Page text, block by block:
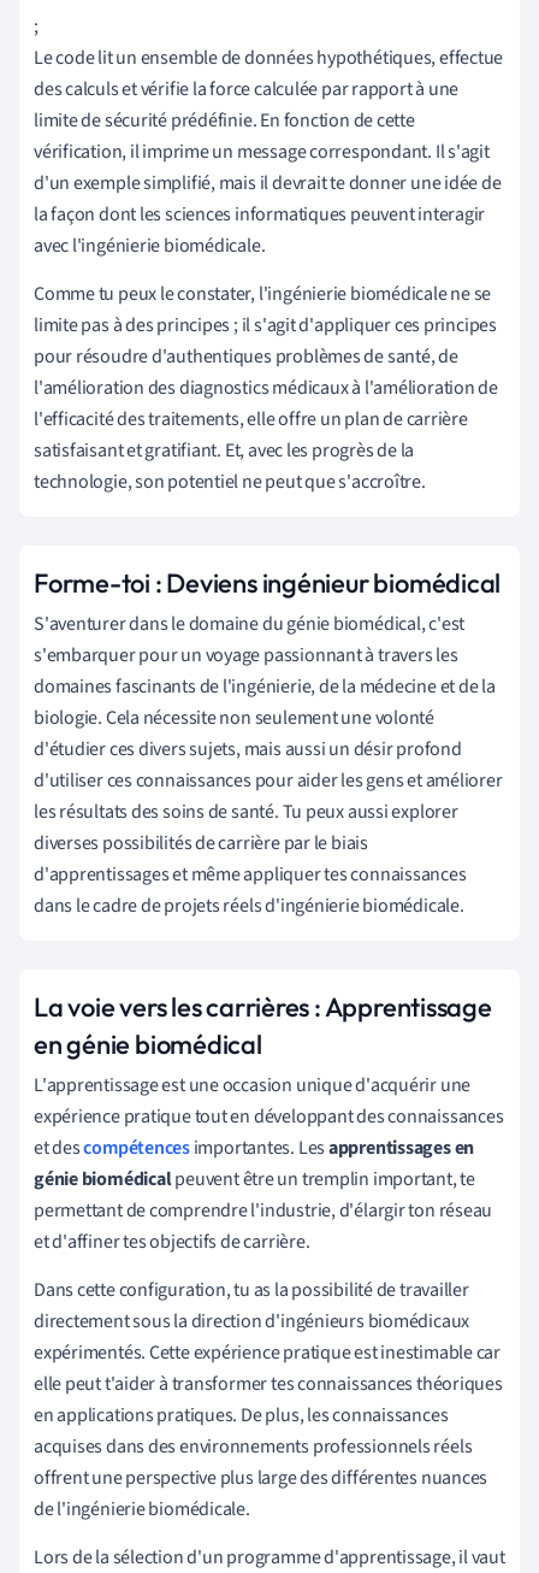
;
Le code lit un ensemble de données hypothétiques, effectue
des calculs et vérifie la force calculée par rapport à une
limite de sécurité prédéfinie. En fonction de cette
vérification, il imprime un message correspondant. Il s'agit
d'un exemple simplifié, mais il devrait te donner une idée de
la façon dont les sciences informatiques peuvent interagir
avec l'ingénierie biomédicale.
Comme tu peux le constater, l'ingénierie biomédicale ne se
limite pas à des principes ; il s'agit d'appliquer ces principes
pour résoudre d'authentiques problèmes de santé, de
l'amélioration des diagnostics médicaux à l'amélioration de
l'efficacité des traitements, elle offre un plan de carrière
satisfaisant et gratifiant. Et, avec les progrès de la
technologie, son potentiel ne peut que s'accroître.
Forme-toi : Deviens ingénieur biomédical
S'aventurer dans le domaine du génie biomédical, c'est
s'embarquer pour un voyage passionnant à travers les
domaines fascinants de l'ingénierie, de la médecine et de la
biologie. Cela nécessite non seulement une volonté
d'étudier ces divers sujets, mais aussi un désir profond
d'utiliser ces connaissances pour aider les gens et améliorer
les résultats des soins de santé. Tu peux aussi explorer
diverses possibilités de carrière par le biais
d'apprentissages et même appliquer tes connaissances
dans le cadre de projets réels d'ingénierie biomédicale.
La voie vers les carrières : Apprentissage
en génie biomédical
L'apprentissage est une occasion unique d'acquérir une
expérience pratique tout en développant des connaissances
et descompétencesimportantes. Lesapprentissages en
génie biomédicalpeuvent être un tremplin important, te
permettant de comprendre l'industrie, d'élargir ton réseau
et d'affiner tes objectifs de carrière.
Dans cette configuration, tu as la possibilité de travailler
directement sous la direction d'ingénieurs biomédicaux
expérimentés. Cette expérience pratique est inestimable car
elle peut t'aider à transformer tes connaissances théoriques
en applications pratiques. De plus, les connaissances
acquises dans des environnements professionnels réels
offrent une perspective plus large des différentes nuances
de l'ingénierie biomédicale.
Lors de la sélection d'un programme d'apprentissage, il vaut